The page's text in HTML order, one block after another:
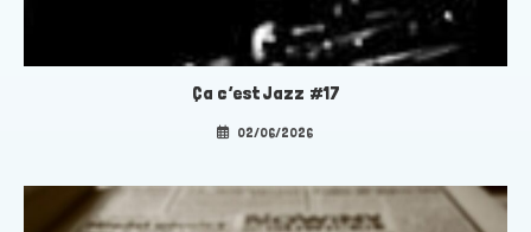
Ça c’est Jazz #17
02/06/2026